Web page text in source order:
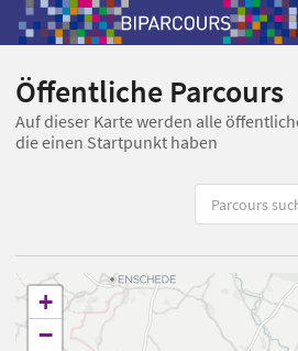
Öffentliche Parcours
Auf dieser Karte werden alle
die einen Startpunkt haben
+
−